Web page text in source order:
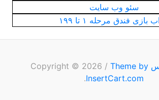
سئو وب سایت
بازی فندق مرحله ۱ تا ۱۹۹
Copyright © 2026
/ Theme by
InsertCart.com
.